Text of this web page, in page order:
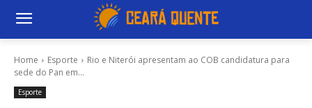
Home Esporte
Rio e Niterói apresentam ao COB candidatura para
sede do Pan em...
Esporte